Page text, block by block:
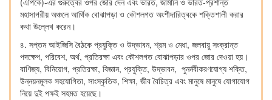
মহাসাগরীয় অঞ্চলে আর্থিক বোঝাপড়া ও কৌশলগত অংশীদারিত্বকে শক্তিশালী করার
কথা উল্লেখ করেন।
৪. সপ্তম আইজিসি বৈঠকে প্রযুক্তি ও উদ্ভাবন, শ্রম ও মেধা, জলবায়ু সংক্রান্ত
পদক্ষেপ, পরিবেশ, অর্থ, প্রতিরক্ষা এবং কৌশলগত বোঝাপড়ার ওপর জোর দেওয়া হয়।
বাণিজ্য, বিনিয়োগ, প্রতিরক্ষা, বিজ্ঞান, প্রযুক্তি, উদ্ভাবন, পুনর্নবীকরণযোগ্য শক্তি,
উন্নয়নমূলক সহযোগিতা, সাংস্কৃতিক, শিক্ষা, জীব বৈচিত্র এবং মানুষে মানুষে যোগাযোগ
নিয়ে দুই পক্ষই সহমত হয়েছে।